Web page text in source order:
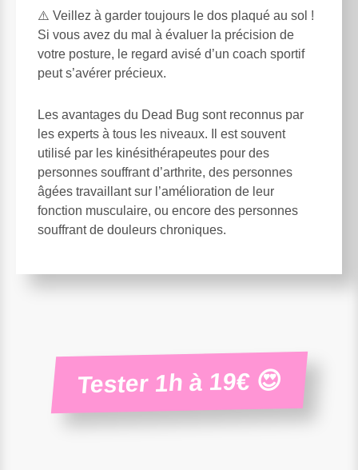
⚠️ Veillez à garder toujours le dos plaqué au sol !
Si vous avez du mal à évaluer la précision de
votre posture, le regard avisé d’un coach sportif
peut s’avérer précieux.
Les avantages du Dead Bug sont reconnus par
les experts à tous les niveaux. Il est souvent
utilisé par les kinésithérapeutes pour des
personnes souffrant d’arthrite, des personnes
âgées travaillant sur l’amélioration de leur
fonction musculaire, ou encore des personnes
souffrant de douleurs chroniques.
Tester 1h à 19€ 😍